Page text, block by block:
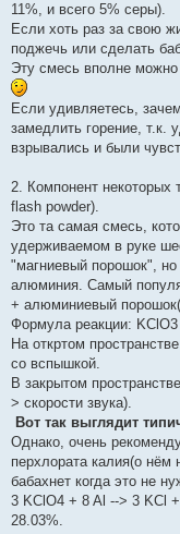
11%, и всего 5% серы).
Если хоть раз за свою
поджечь или сделать
Эту смесь вполне
Если удивляетесь,
замедлить горение, т.к.
взрывались и были
2. Компонент некоторых
flash powder).
Это та самая смесь,
удерживаемом в руке
"магниевый порошок", но
алюминия. Самый
+ алюминиевый
Формула реакции:
На откртом
со вспышкой.
В закрытом
> скорости звука).
Вот так выглядит
Однако, очень
перхлората калия(о нём
бабахнет когда это не
3 KClO4 + 8 Al --> 3 KCl
28.03%.